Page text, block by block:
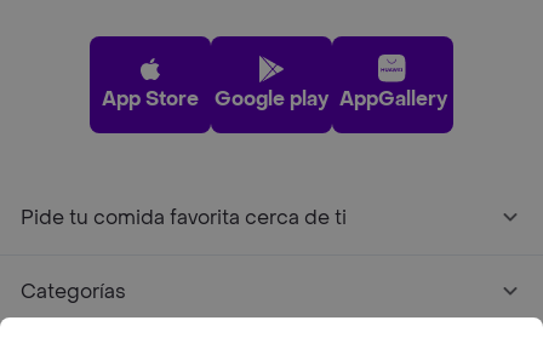
App Store Google play AppGallery
Pide tu comida favorita cerca de ti
Categorías